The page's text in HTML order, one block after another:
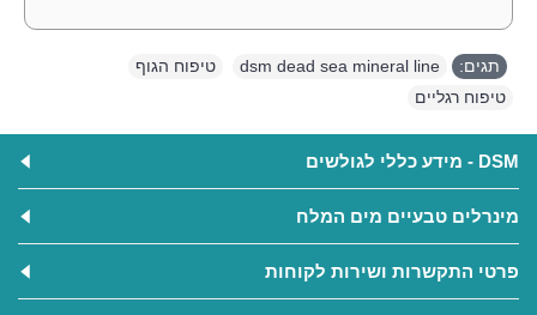
תגים: dsm dead sea mineral line טיפוח הגוף
טיפוח רגליים
DSM - מידע כללי לגולשים
מינרלים טבעיים מים המלח
פרטי התקשרות ושירות לקוחות